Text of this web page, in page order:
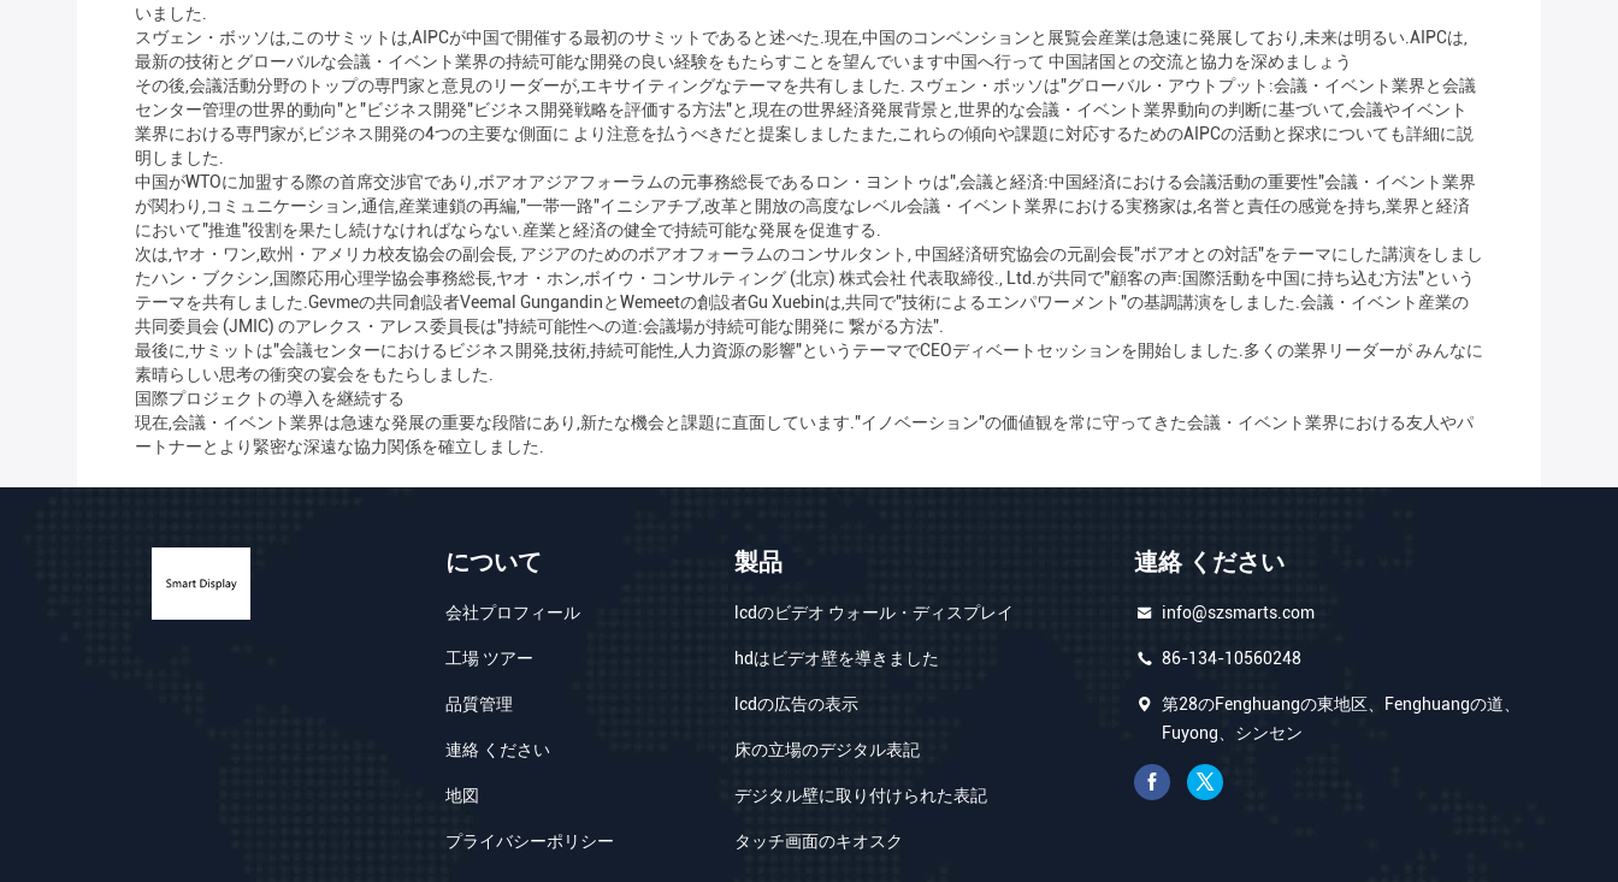
いました.
スヴェン・ボッソは,このサミットは,AIPCが中国で開催する最初のサミットであると述べた.現在,中国のコンベンションと展覧会産業は急速に発展しており,未来は明るい.AIPCは,
最新の技術とグローバルな会議・イベント業界の持続可能な開発の良い経験をもたらすことを望んでいます中国へ行って 中国諸国との交流と協力を深めましょう
その後,会議活動分野のトップの専門家と意見のリーダーが,エキサイティングなテーマを共有しました. スヴェン・ボッソは"グローバル・アウトプット:会議・イベント業界と会議
センター管理の世界的動向"と"ビジネス開発"ビジネス開発戦略を評価する方法"と,現在の世界経済発展背景と,世界的な会議・イベント業界動向の判断に基づいて,会議やイベント
業界における専門家が,ビジネス開発の4つの主要な側面に より注意を払うべきだと提案しましたまた,これらの傾向や課題に対応するためのAIPCの活動と探求についても詳細に説
明しました.
中国がWTOに加盟する際の首席交渉官であり,ボアオアジアフォーラムの元事務総長であるロン・ヨントゥは",会議と経済:中国経済における会議活動の重要性"会議・イベント業界
が関わり,コミュニケーション,通信,産業連鎖の再編,"一帯一路"イニシアチブ,改革と開放の高度なレベル会議・イベント業界における実務家は,名誉と責任の感覚を持ち,業界と経済
において"推進"役割を果たし続けなければならない.産業と経済の健全で持続可能な発展を促進する.
次は,ヤオ・ワン,欧州・アメリカ校友協会の副会長, アジアのためのボアオフォーラムのコンサルタント, 中国経済研究協会の元副会長"ボアオとの対話"をテーマにした講演をしまし
たハン・ブクシン,国際応用心理学協会事務総長,ヤオ・ホン,ボイウ・コンサルティング (北京) 株式会社 代表取締役., Ltd.が共同で"顧客の声:国際活動を中国に持ち込む方法"という
テーマを共有しました.Gevmeの共同創設者Veemal GungandinとWemeetの創設者Gu Xuebinは,共同で"技術によるエンパワーメント"の基調講演をしました.会議・イベント産業の
共同委員会 (JMIC) のアレクス・アレス委員長は"持続可能性への道:会議場が持続可能な開発に 繋がる方法".
最後に,サミットは"会議センターにおけるビジネス開発,技術,持続可能性,人力資源の影響"というテーマでCEOディベートセッションを開始しました.多くの業界リーダーが みんなに
素晴らしい思考の衝突の宴会をもたらしました.
国際プロジェクトの導入を継続する
現在,会議・イベント業界は急速な発展の重要な段階にあり,新たな機会と課題に直面しています."イノベーション"の価値観を常に守ってきた会議・イベント業界における友人やパ
ートナーとより緊密な深遠な協力関係を確立しました.
について
会社プロフィール
工場 ツアー
品質管理
連絡 ください
地図
プライバシーポリシー
製品
lcdのビデオ ウォール・ディスプレイ
hdはビデオ壁を導きました
lcdの広告の表示
床の立場のデジタル表記
デジタル壁に取り付けられた表記
タッチ画面のキオスク
連絡 ください
info@szsmarts.com
86-134-10560248
第28のFenghuangの東地区、Fenghuangの道、
Fuyong、シンセン